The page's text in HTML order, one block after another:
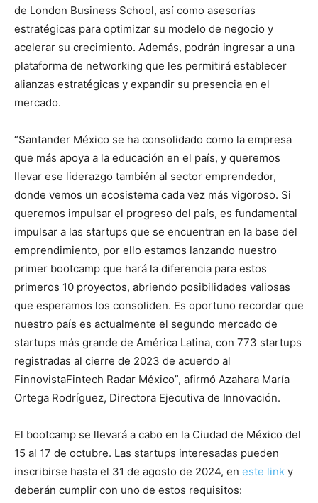
de London Business School, así como asesorías
estratégicas para optimizar su modelo de negocio y
acelerar su crecimiento. Además, podrán ingresar a una
plataforma de networking que les permitirá establecer
alianzas estratégicas y expandir su presencia en el
mercado.
“Santander México se ha consolidado como la empresa
que más apoya a la educación en el país, y queremos
llevar ese liderazgo también al sector emprendedor,
donde vemos un ecosistema cada vez más vigoroso. Si
queremos impulsar el progreso del país, es fundamental
impulsar a las startups que se encuentran en la base del
emprendimiento, por ello estamos lanzando nuestro
primer bootcamp que hará la diferencia para estos
primeros 10 proyectos, abriendo posibilidades valiosas
que esperamos los consoliden. Es oportuno recordar que
nuestro país es actualmente el segundo mercado de
startups más grande de América Latina, con 773 startups
registradas al cierre de 2023 de acuerdo al
FinnovistaFintech Radar México”, afirmó Azahara María
Ortega Rodríguez, Directora Ejecutiva de Innovación.
El bootcamp se llevará a cabo en la Ciudad de México del
15 al 17 de octubre. Las startups interesadas pueden
inscribirse hasta el 31 de agosto de 2024, en este link y
deberán cumplir con uno de estos requisitos: